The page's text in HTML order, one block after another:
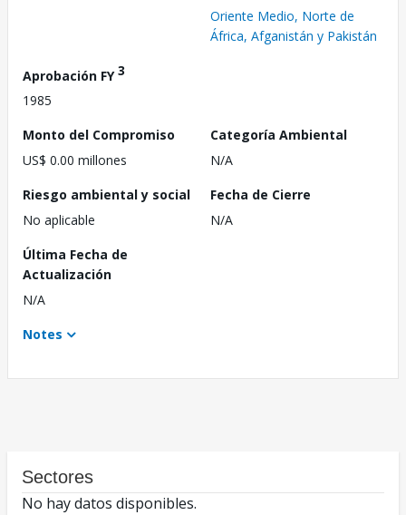
Oriente Medio, Norte de
África, Afganistán y Pakistán
Aprobación FY3
1985
Monto del Compromiso
US$ 0.00 millones
Categoría Ambiental
N/A
Riesgo ambiental y social
No aplicable
Fecha de Cierre
N/A
Última Fecha de
Actualización
N/A
Notes
Sectores
No hay datos disponibles.